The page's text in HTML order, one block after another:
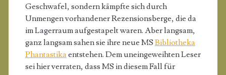
Geschwafel, sondern kämpfte sich durch
Unmengen vorhandener Rezensionsberge, die da
im Lagerraum aufgestapelt waren. Aber langsam,
ganz langsam sahen sie ihre neue MS Bibliotheka
Phantastikaentstehen. Dem uneingeweihten Leser
sei hier verraten, dass MS in diesem Fall für